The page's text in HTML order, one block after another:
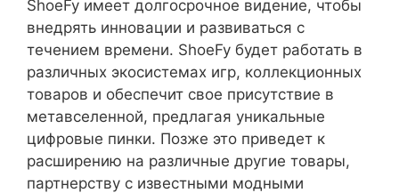
ShoeFy имеет долгосрочное видение, чтобы
внедрять инновации и развиваться с
течением времени. ShoeFy будет работать в
различных экосистемах игр, коллекционных
товаров и обеспечит свое присутствие в
метавселенной, предлагая уникальные
цифровые пинки. Позже это приведет к
расширению на различные другие товары,
партнерству с известными модными